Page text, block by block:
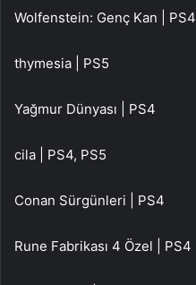
Wolfenstein: Genç Kan | PS4
thymesia | PS5
Yağmur Dünyası | PS4
cila | PS4, PS5
Conan Sürgünleri | PS4
Rune Fabrikası 4 Özel | PS4